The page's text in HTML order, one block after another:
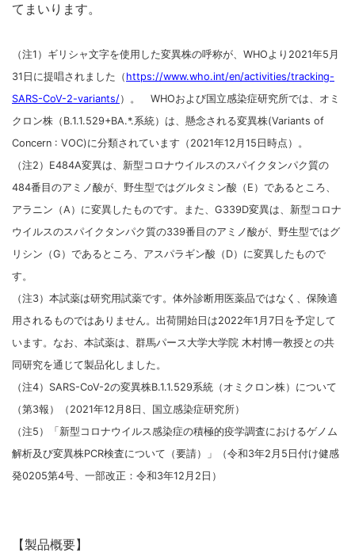
てまいります。
（注1）ギリシャ文字を使用した変異株の呼称が、WHOより2021年5月
31日に提唱されました（ https://www.who.int/en/activities/tracking-
SARS-CoV-2-variants/）。 WHOおよび国立感染症研究所では、オミ
クロン株（B.1.1.529+BA.*.系統）は、懸念される変異株(Variants of
Concern : VOC)に分類されています（2021年12月15日時点）。
（注2）E484A変異は、新型コロナウイルスのスパイクタンパク質の
484番目のアミノ酸が、野生型ではグルタミン酸（E）であるところ、
アラニン（A）に変異したものです。また、G339D変異は、新型コロナ
ウイルスのスパイクタンパク質の339番目のアミノ酸が、野生型ではグ
リシン（G）であるところ、アスパラギン酸（D）に変異したもので
す。
（注3）本試薬は研究用試薬です。体外診断用医薬品ではなく、保険適
用されるものではありません。出荷開始日は2022年1月7日を予定して
います。なお、本試薬は、群馬パース大学大学院 木村博一教授との共
同研究を通じて製品化しました。
（注4）SARS-CoV-2の変異株B.1.1.529系統（オミクロン株）について
（第3報）（2021年12月8日、国立感染症研究所）
（注5）「新型コロナウイルス感染症の積極的疫学調査におけるゲノム
解析及び変異株PCR検査について（要請）」（令和3年2月5日付け健感
発0205第4号、一部改正：令和3年12月2日）
【製品概要】